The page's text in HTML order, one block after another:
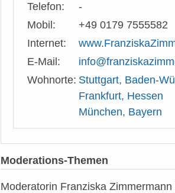
Telefon:
-
Mobil:
+49 0179 7555582
Internet:
E-Mail:
Wohnorte: Stuttgart, Baden-
Frankfurt, Hessen
München, Bayern
Moderations-Themen
Moderatorin Franziska